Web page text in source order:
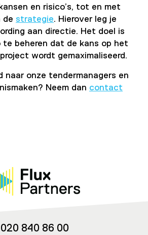
en risico’s, tot en met
de strategie. Hierover leg je
aan directie. Het doel is
te beheren dat de kans op het
wordt gemaximaliseerd.
naar onze tendermanagers en
? Neem dan contact
020 840 86 00